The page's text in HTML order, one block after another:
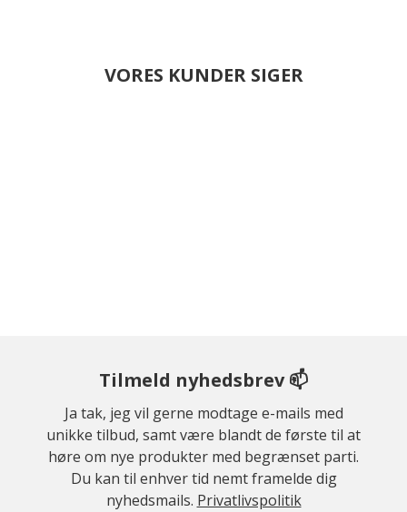
VORES KUNDER SIGER
Tilmeld nyhedsbrev 📫
Ja tak, jeg vil gerne modtage e-mails med
unikke tilbud, samt være blandt de første til at
høre om nye produkter med begrænset parti.
Du kan til enhver tid nemt framelde dig
nyhedsmails. Privatlivspolitik